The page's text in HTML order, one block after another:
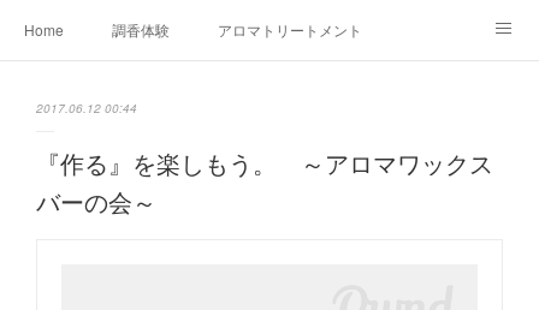
Home 調香体験 アロマトリートメントMenu
Ameblo
2017.06.12 00:44
『作る』を楽しもう。 ～アロマワックス
バーの会～